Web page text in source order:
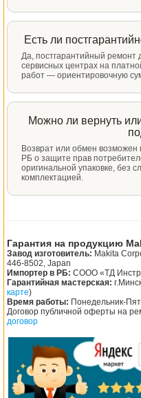
Есть ли
Да, постгарантийный ремонт
сервисных центрах на
работ — ориентировочную
Можно ли вернуть
Возврат или обмен возможен
РБ о защите прав
оригинальной упаковке, без
комплектацией.
Гарантия на продукцию
Завод изготовитель: Makita
446-8502, Japan
Импортер в РБ: СООО «ТД
Гарантийная мастерская:
карте)
Время работы: Понедельник-
Договор публичной оферты на
договор